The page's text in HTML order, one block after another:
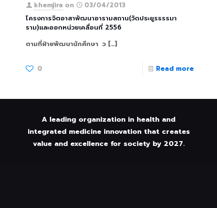
khemjira on
03/04/2013
โครงการจิตอาสาพัฒนาอารามสถาน(วัดประยูรธรรมา
ราม)และออกหน่วยเคลื่อนที่ 2556
ตามที่ฝ่ายพัฒนานักศึกษา ว […]
0 Read more
A leading organization in health and
integrated medicine innovation that creates
value and excellence for society by 2027.